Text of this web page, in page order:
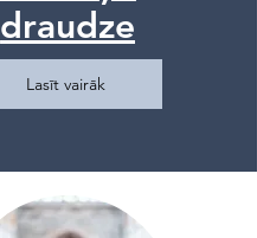
draudze
Lasīt vairāk